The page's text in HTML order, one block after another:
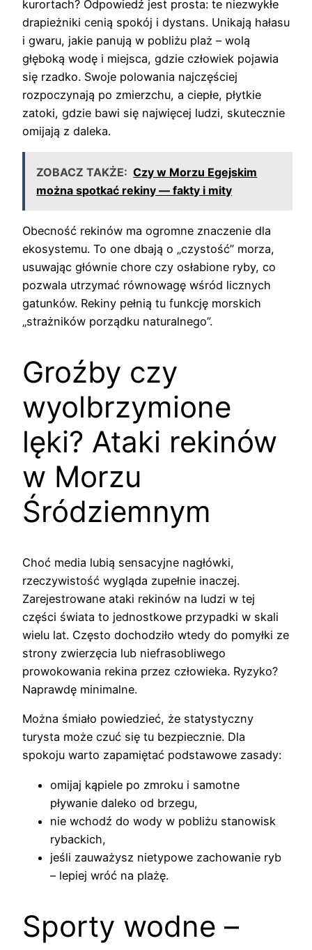
kurortach? Odpowiedź jest prosta: te niezwykłe
drapieżniki cenią spokój i dystans. Unikają hałasu
i gwaru, jakie panują w pobliżu plaż – wolą
głęboką wodę i miejsca, gdzie człowiek pojawia
się rzadko. Swoje polowania najczęściej
rozpoczynają po zmierzchu, a ciepłe, płytkie
zatoki, gdzie bawi się najwięcej ludzi, skutecznie
omijają z daleka.
ZOBACZ TAKŻE: Czy w Morzu Egejskim
można spotkać rekiny — fakty i mity
Obecność rekinów ma ogromne znaczenie dla
ekosystemu. To one dbają o „czystość” morza,
usuwając głównie chore czy osłabione ryby, co
pozwala utrzymać równowagę wśród licznych
gatunków. Rekiny pełnią tu funkcję morskich
„strażników porządku naturalnego”.
Groźby czy
wyolbrzymione
lęki? Ataki rekinów
w Morzu
Śródziemnym
Choć media lubią sensacyjne nagłówki,
rzeczywistość wygląda zupełnie inaczej.
Zarejestrowane ataki rekinów na ludzi w tej
części świata to jednostkowe przypadki w skali
wielu lat. Często dochodziło wtedy do pomyłki ze
strony zwierzęcia lub niefrasobliwego
prowokowania rekina przez człowieka. Ryzyko?
Naprawdę minimalne.
Można śmiało powiedzieć, że statystyczny
turysta może czuć się tu bezpiecznie. Dla
spokoju warto zapamiętać podstawowe zasady:
omijaj kąpiele po zmroku i samotne
pływanie daleko od brzegu,
nie wchodź do wody w pobliżu stanowisk
rybackich,
jeśli zauważysz nietypowe zachowanie ryb
– lepiej wróć na plażę.
Sporty wodne –